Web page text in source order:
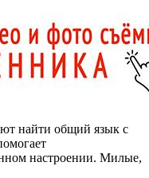
найти общий язык с
настроении. Милые,